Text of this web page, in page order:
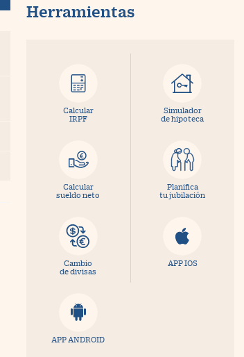
Herramientas
Calcular
IRPF
Simulador
de hipoteca
Calcular
sueldo neto
Planifica
tu jubilación
Cambio
de divisas
APP IOS
APP ANDROID